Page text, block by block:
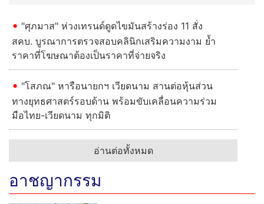
"ศุภมาส" ห่วงเทรนด์ดูดไขมันสร้างร่อง 11 สั่ง
สคบ. บูรณาการตรวจสอบคลินิกเสริมความงาม ย้ำ
ราคาที่โฆษณาต้องเป็นราคาที่จ่ายจริง
"โสภณ" หารือนายกฯ เวียดนาม สานต่อหุ้นส่วน
ทางยุทธศาสตร์รอบด้าน พร้อมขับเคลื่อนความร่วม
มือไทย-เวียดนาม ทุกมิติ
อ่านต่อทั้งหมด
อาชญากรรม